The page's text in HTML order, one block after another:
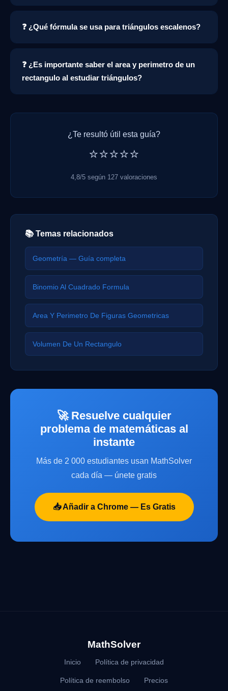
❓ ¿Qué fórmula se usa para triángulos escalenos?
❓ ¿Es importante saber el area y perimetro de un
rectangulo al estudiar triángulos?
¿Te resultó útil esta guía?
⭐⭐⭐⭐⭐
4,8/5 según 127 valoraciones
📚 Temas relacionados
Geometría — Guía completa
Binomio Al Cuadrado Formula
Area Y Perimetro De Figuras Geometricas
Volumen De Un Rectangulo
🚀 Resuelve cualquier
problema de matemáticas al
instante
Más de 2 000 estudiantes usan MathSolver
cada día — únete gratis
📥 Añadir a Chrome — Es Gratis
MathSolver
Inicio Política de privacidad
Política de reembolso Precios